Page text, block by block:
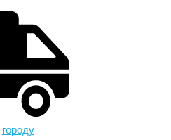
городу